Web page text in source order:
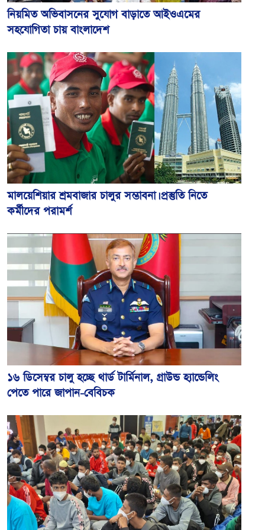
নিয়মিত অভিবাসনের সুযোগ বাড়াতে আইওএমের
সহযোগিতা চায় বাংলাদেশ
মালয়েশিয়ার শ্রমবাজার চালুর সম্ভাবনা। প্রস্তুতি নিতে
কর্মীদের পরামর্শ
১৬ ডিসেম্বর চালু হচ্ছে থার্ড টার্মিনাল, গ্রাউন্ড হ্যান্ডেলিং
পেতে পারে জাপান-বেবিচক